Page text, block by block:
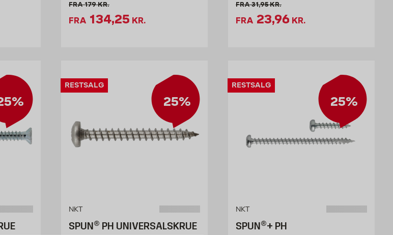
kr. /stk
FRAGammel pris 179 kr. /stk
179KR.
FRA Tilbudspris 134.25 kr. /stk
134,25 KR.
FRAGammel pris 31.95 kr. /stk
31,95KR.
FRA Tilbudspris 23.96 kr.
23,96 KR.
25%
RESTSALG
NKT
SPUN® PH UNIVERSALSKRUE
25%
RESTSALG
NKT
SPUN®+ PH